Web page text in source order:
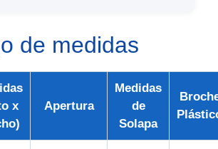
de medidas
x
Apertura
Medidas
de
Solapa